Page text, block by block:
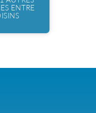
ENTRE